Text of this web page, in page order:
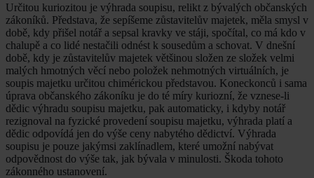
Určitou kuriozitou je výhrada soupisu, relikt z bývalých občanských
zákoníků. Představa, že sepíšeme zůstavitelův majetek, měla smysl v
době, kdy přišel notář a sepsal kravky ve stáji, spočítal, co má kdo v
chalupě a co lidé nestačili odnést k sousedům a schovat. V dnešní
době, kdy je zůstavitelův majetek většinou složen ze složek velmi
malých hmotných věcí nebo položek nehmotných virtuálních, je
soupis majetku určitou chimérickou představou. Koneckonců i sama
úprava občanského zákoníku je do té míry kuriozní, že vznese-li
dědic výhradu soupisu majetku, pak automaticky, i kdyby notář
rezignoval na fyzické provedení soupisu majetku, výhrada platí a
dědic odpovídá jen do výše ceny nabytého dědictví. Výhrada
soupisu je pouze jakýmsi zaklínadlem, které umožní nabývat
odpovědnost do výše tak, jak bývala v minulosti. Škoda tohoto
zákonného ustanovení.